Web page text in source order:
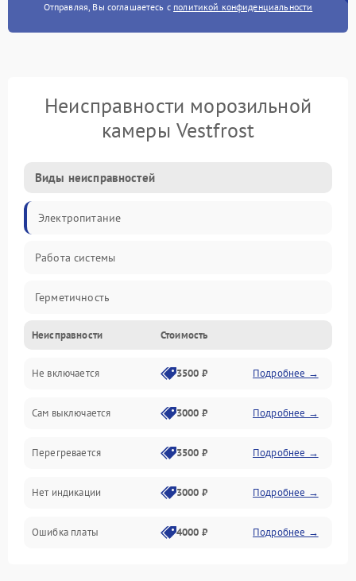
Отправляя, Вы соглашаетесь с политикой конфиденциальности
Неисправности морозильной
камеры Vestfrost
Виды неисправностей
Электропитание
Работа системы
Герметичность
Механика
Неисправности Стоимость
Не включается 3500 ₽ Подробнее →
Сам выключается 3000 ₽ Подробнее →
Перегревается 3500 ₽ Подробнее →
Нет индикации 3000 ₽ Подробнее →
Ошибка платы 4000 ₽ Подробнее →